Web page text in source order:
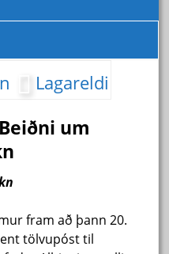
Lagareldi
um
fram að þann 20.
tölvupóst til